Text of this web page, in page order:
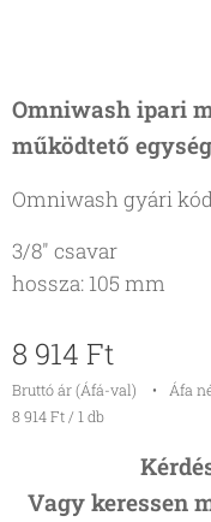
Omniwash ipari
működtető
Omniwash gyári
3/8" csavar
hossza: 105 mm
8 914 Ft
Bruttó ár (Áfá-val)
Áfa
8 914 Ft / 1 db
Vagy keressen